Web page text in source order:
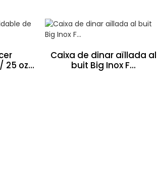
25 oz...
Caixa de dinar aïllada al
buit Big Inox F...